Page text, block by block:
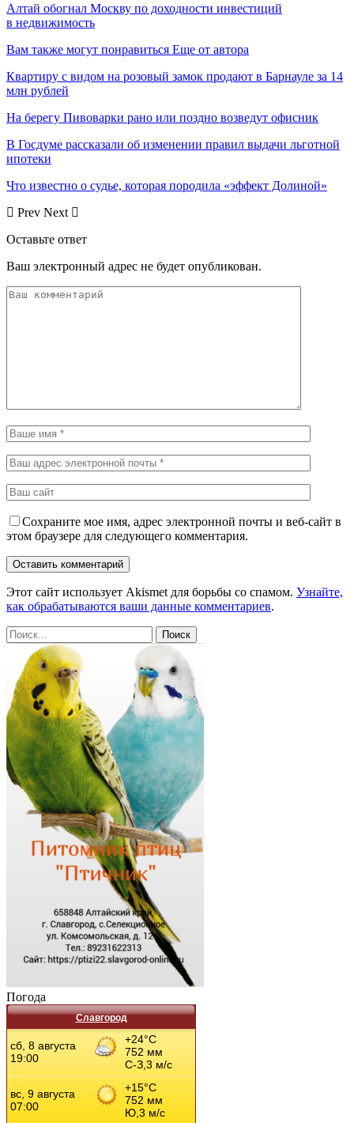
Алтай обогнал Москву по доходности инвестиций
в недвижимость
Вам также могут понравиться Еще от автора
Квартиру с видом на розовый замок продают в Барнауле за 14
млн рублей
На берегу Пивоварки рано или поздно возведут офисник
В Госдуме рассказали об изменении правил выдачи льготной
ипотеки
Что известно о судье, которая породила «эффект Долиной»
Prev Next
Оставьте ответ
Ваш электронный адрес не будет опубликован.
Сохраните мое имя, адрес электронной почты и веб-сайт в
этом браузере для следующего комментария.
Этот сайт использует Akismet для борьбы со спамом. Узнайте,
как обрабатываются ваши данные комментариев.
Погода
Славгород